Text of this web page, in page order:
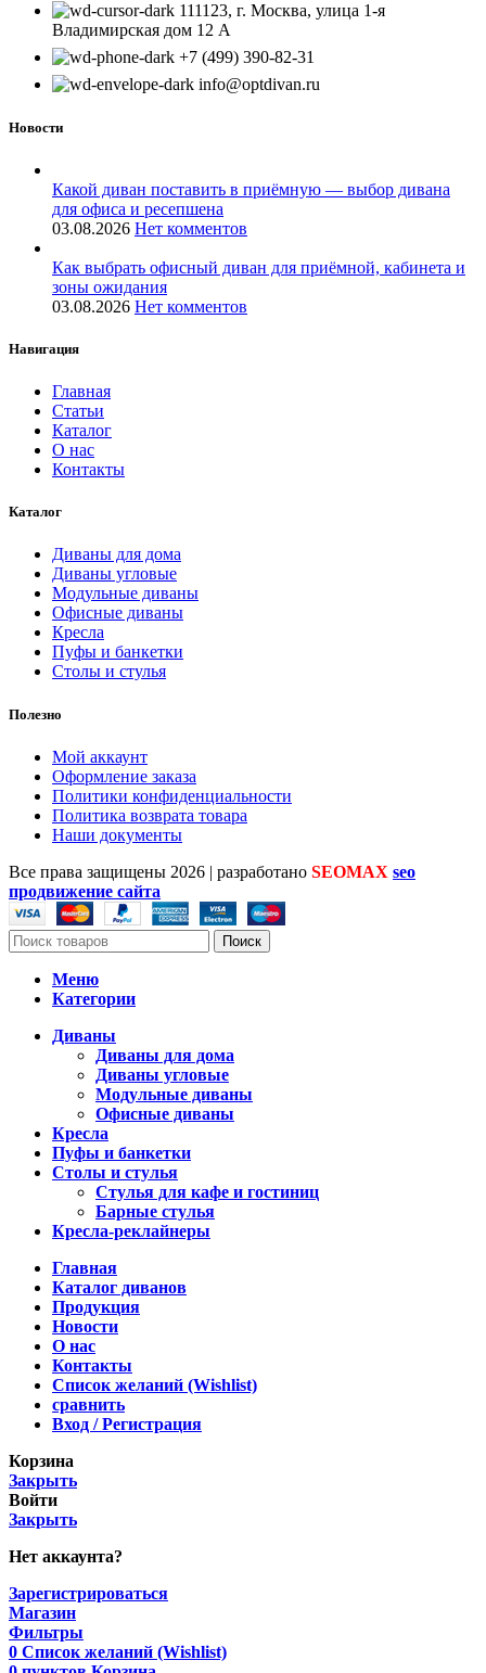
111123, г. Москва, улица 1-я
Владимирская дом 12 А
+7 (499) 390-82-31
info@optdivan.ru
Новости
Какой диван поставить в приёмную — выбор дивана
для офиса и ресепшена
03.08.2026 Нет комментов
Как выбрать офисный диван для приёмной, кабинета и
зоны ожидания
03.08.2026 Нет комментов
Навигация
Главная
Статьи
Каталог
О нас
Контакты
Каталог
Диваны для дома
Диваны угловые
Модульные диваны
Офисные диваны
Кресла
Пуфы и банкетки
Столы и стулья
Полезно
Мой аккаунт
Оформление заказа
Политики конфиденциальности
Политика возврата товара
Наши документы
Все права защищены 2026 | разработано SEOMAX seo
продвижение сайта
Поиск
Меню
Категории
Диваны
Диваны для дома
Диваны угловые
Модульные диваны
Офисные диваны
Кресла
Пуфы и банкетки
Столы и стулья
Стулья для кафе и гостиниц
Барные стулья
Кресла-реклайнеры
Главная
Каталог диванов
Продукция
Новости
О нас
Контакты
Список желаний (Wishlist)
сравнить
Вход / Регистрация
Корзина
Закрыть
Войти
Закрыть
Нет аккаунта?
Зарегистрироваться
Магазин
Фильтры
0 Список желаний (Wishlist)